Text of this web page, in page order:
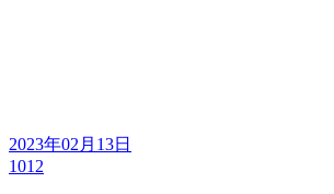
2023年02月13日
1012